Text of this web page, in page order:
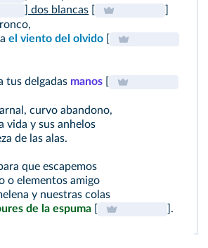
] dos blancas
el viento del olvido
tus delgadas manos
curvo abandono,
vida y sus anhelos
de las alas.
que escapemos
o elementos amigo
y nuestras colas
de la espuma [ ].